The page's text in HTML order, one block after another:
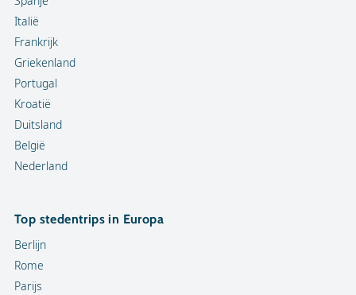
Italië
Frankrijk
Griekenland
Portugal
Kroatië
Duitsland
België
Nederland
Top stedentrips in Europa
Berlijn
Rome
Parijs